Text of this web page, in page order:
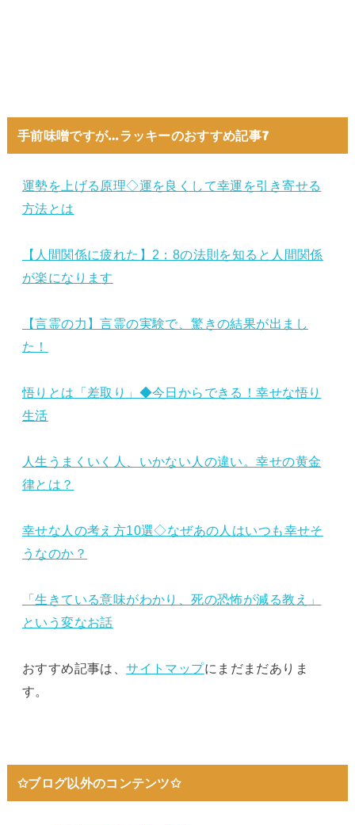
手前味噌ですが…ラッキーのおすすめ記事7
運勢を上げる原理◇運を良くして幸運を引き寄せる
方法とは
【人間関係に疲れた】2：8の法則を知ると人間関係
が楽になります
【言霊の力】言霊の実験で、驚きの結果が出まし
た！
悟りとは「差取り」◆今日からできる！幸せな悟り
生活
人生うまくいく人、いかない人の違い。幸せの黄金
律とは？
幸せな人の考え方10選◇なぜあの人はいつも幸せそ
うなのか？
「生きている意味がわかり、死の恐怖が減る教え」
という変なお話
おすすめ記事は、サイトマップにまだまだありま
す。
✩ブログ以外のコンテンツ✩